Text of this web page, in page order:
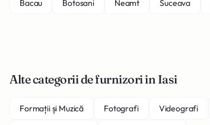
Bacau Botosani Neamt Suceava
Alte categorii de furnizori in Iasi
Formații și Muzică Fotografi Videografi